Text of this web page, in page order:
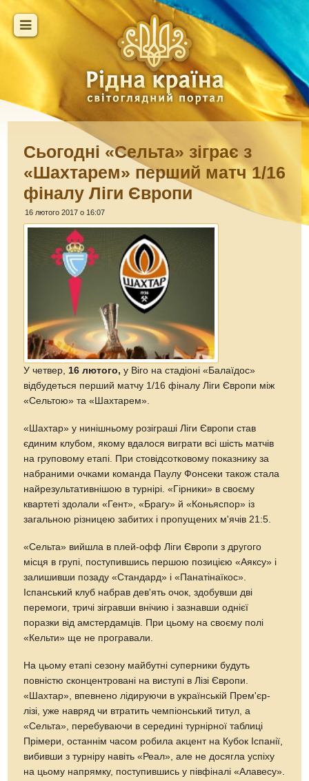
Сьогодні «Сельта» зіграє з
«Шахтарем» перший матч 1/16
фіналу Ліги Європи
16 лютого 2017 о 16:07
У четвер, 16 лютого, у Віго на стадіоні «Балаїдос»
відбудеться перший матчу 1/16 фіналу Ліги Європи між
«Сельтою» та «Шахтарем».
«Шахтар» у нинішньому розіграші Ліги Європи став
єдиним клубом, якому вдалося виграти всі шість матчів
на груповому етапі. При стовідсотковому показнику за
набраними очками команда Паулу Фонсеки також стала
найрезультативнішою в турнірі. «Гірники» в своєму
квартеті здолали «Гент», «Брагу» й «Коньяспор» із
загальною різницею забитих і пропущених м'ячів 21:5.
«Сельта» вийшла в плей-офф Ліги Європи з другого
місця в групі, поступившись першою позицією «Аяксу» і
залишивши позаду «Стандард» і «Панатінаїкос».
Іспанський клуб набрав дев'ять очок, здобувши дві
перемоги, тричі зігравши внічию і зазнавши однієї
поразки від амстердамців. При цьому на своєму полі
«Кельти» ще не програвали.
На цьому етапі сезону майбутні суперники будуть
повністю сконцентровані на виступі в Лізі Європи.
«Шахтар», впевнено лідируючи в українській Прем'єр-
лізі, уже навряд чи втратить чемпіонський титул, а
«Сельта», перебуваючи в середині турнірної таблиці
Прімери, останнім часом робила акцент на Кубок Іспанії,
вибивши з турніру навіть «Реал», але не досягла успіху
на цьому напрямку, поступившись у півфіналі «Алавесу».